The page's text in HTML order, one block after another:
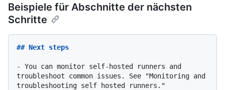
Beispiele für Abschnitte der nächsten
Schritte
## Next steps
-
You can monitor self-hosted runners and
troubleshoot common issues. See "Monitoring and
troubleshooting self hosted runners."